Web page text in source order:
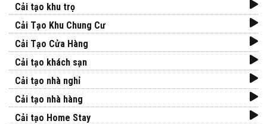
Cải tạo khu trọ
Cải Tạo Khu Chung Cư
Cải Tạo Cửa Hàng
Cải tạo khách sạn
Cải tạo nhà nghỉ
Cải tạo nhà hàng
Cải tạo Home Stay